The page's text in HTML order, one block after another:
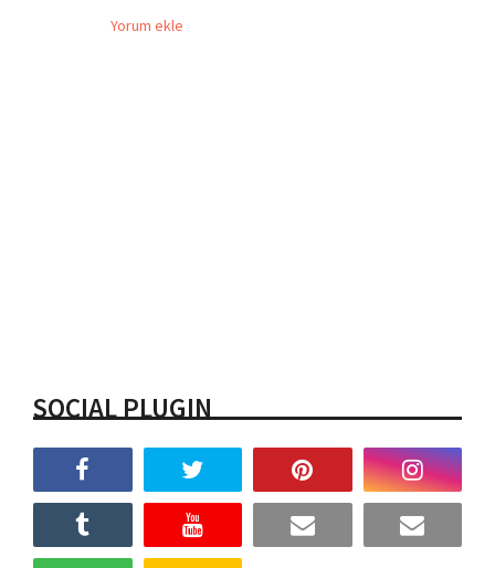
Yorum ekle
SOCIAL PLUGIN